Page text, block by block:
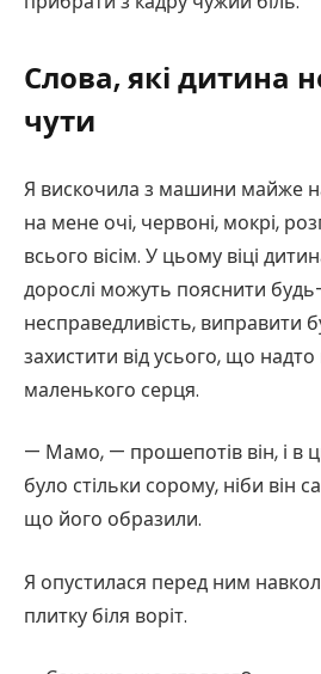
Слова, які дитина
чути
Я вискочила з машини майже
на мене очі, червоні, мокрі,
всього вісім. У цьому віці
дорослі можуть пояснити
несправедливість, виправити
захистити від усього, що
маленького серця.
— Мамо, — прошепотів він, і в
було стільки сорому, ніби він
що його образили.
Я опустилася перед ним
плитку біля воріт.